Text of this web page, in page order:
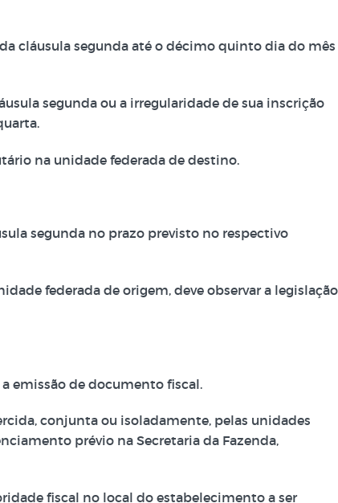
cláusula segunda até o décimo quinto dia do mês
segunda ou a irregularidade de sua inscrição
na unidade federada de destino.
segunda no prazo previsto no respectivo
federada de origem, deve observar a legislação
emissão de documento fiscal.
conjunta ou isoladamente, pelas unidades
prévio na Secretaria da Fazenda,
fiscal no local do estabelecimento a ser